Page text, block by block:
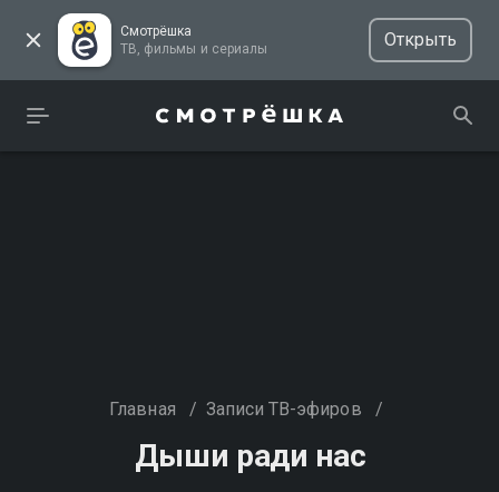
Смотрёшка
ТВ, фильмы и сериалы
Открыть
Главная / Записи ТВ-эфиров /
Дыши ради нас